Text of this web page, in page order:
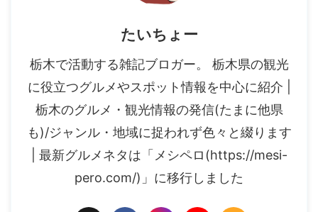
たいちょー
栃木で活動する雑記ブロガー。 栃木県の観光
に役立つグルメやスポット情報を中心に紹介 |
栃木のグルメ・観光情報の発信(たまに他県
も)/ジャンル・地域に捉われず色々と綴ります
| 最新グルメネタは「メシペロ(https://mesi-
pero.com/)」に移行しました